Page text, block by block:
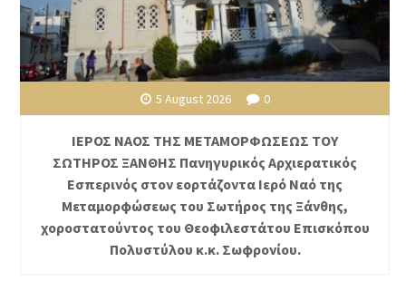
5 August 2026 0
ΙΕΡΟΣ ΝΑΟΣ ΤΗΣ ΜΕΤΑΜΟΡΦΩΣΕΩΣ ΤΟΥ
ΣΩΤΗΡΟΣ ΞΑΝΘΗΣ Πανηγυρικός Αρχιερατικός
Εσπερινός στον εορτάζοντα Ιερό Ναό της
Μεταμορφώσεως του Σωτήρος της Ξάνθης,
χοροστατούντος του Θεοφιλεστάτου Επισκόπου
Πολυστύλου κ.κ. Σωφρονίου.